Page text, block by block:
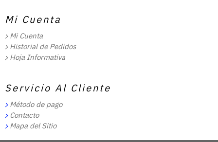
Mi Cuenta
Mi Cuenta
Historial de Pedidos
Hoja Informativa
Servicio Al Cliente
Método de pago
Contacto
Mapa del Sitio